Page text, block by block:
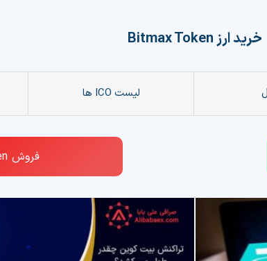
خرید ارزBitmax Token
لیست ICO ها
فروش